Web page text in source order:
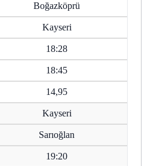
Boğazköprü
Kayseri
18:28
18:45
14,95
Kayseri
Sarıoğlan
19:20